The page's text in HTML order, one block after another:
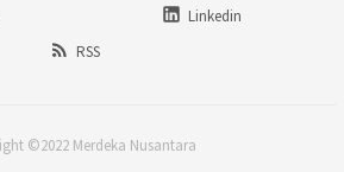
Linkedin
RSS
©2022 Merdeka Nusantara